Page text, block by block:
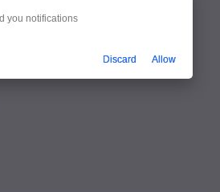
you notifications
Discard Allow